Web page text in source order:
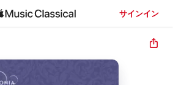
サインイン